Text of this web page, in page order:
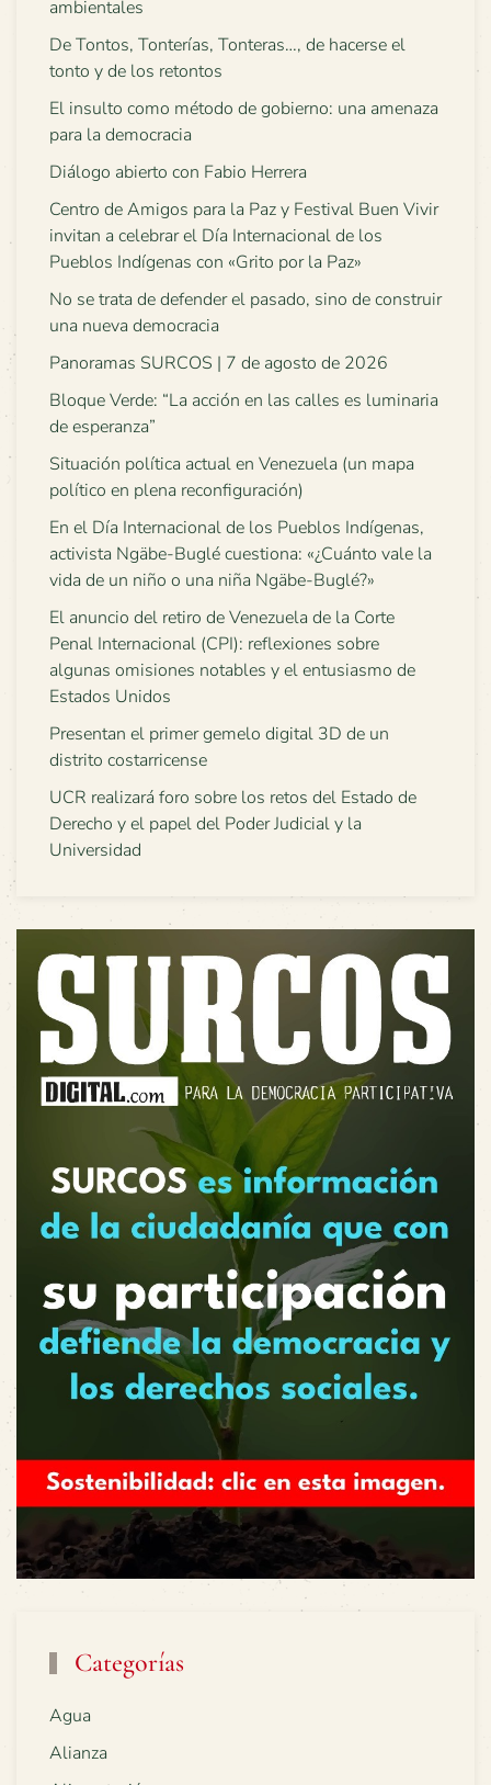
ambientales
De Tontos, Tonterías, Tonteras…, de hacerse el
tonto y de los retontos
El insulto como método de gobierno: una amenaza
para la democracia
Diálogo abierto con Fabio Herrera
Centro de Amigos para la Paz y Festival Buen Vivir
invitan a celebrar el Día Internacional de los
Pueblos Indígenas con «Grito por la Paz»
No se trata de defender el pasado, sino de construir
una nueva democracia
Panoramas SURCOS | 7 de agosto de 2026
Bloque Verde: “La acción en las calles es luminaria
de esperanza”
Situación política actual en Venezuela (un mapa
político en plena reconfiguración)
En el Día Internacional de los Pueblos Indígenas,
activista Ngäbe-Buglé cuestiona: «¿Cuánto vale la
vida de un niño o una niña Ngäbe-Buglé?»
El anuncio del retiro de Venezuela de la Corte
Penal Internacional (CPI): reflexiones sobre
algunas omisiones notables y el entusiasmo de
Estados Unidos
Presentan el primer gemelo digital 3D de un
distrito costarricense
UCR realizará foro sobre los retos del Estado de
Derecho y el papel del Poder Judicial y la
Universidad
Categorías
Agua
Alianza